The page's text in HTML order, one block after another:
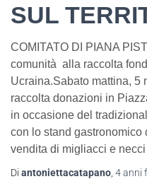
SUL
COMITATO DI PIANA
comunità alla raccolta
Ucraina.Sabato mattina, 5
raccolta donazioni in
in occasione del
con lo stand
vendita di migliacci e
Di antoniettacatapano 4 anni